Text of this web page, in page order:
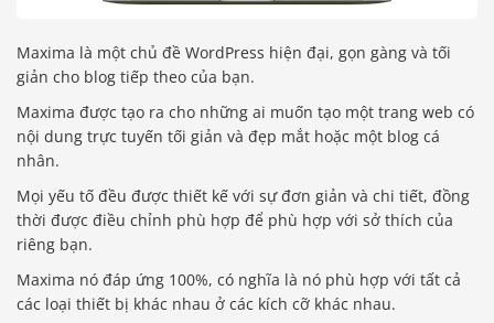
Maxima là một chủ đề WordPress hiện đại, gọn gàng và tối
giản cho blog tiếp theo của bạn.
Maxima được tạo ra cho những ai muốn tạo một trang web có
nội dung trực tuyến tối giản và đẹp mắt hoặc một blog cá
nhân.
Mọi yếu tố đều được thiết kế với sự đơn giản và chi tiết, đồng
thời được điều chỉnh phù hợp để phù hợp với sở thích của
riêng bạn.
Maxima nó đáp ứng 100%, có nghĩa là nó phù hợp với tất cả
các loại thiết bị khác nhau ở các kích cỡ khác nhau.